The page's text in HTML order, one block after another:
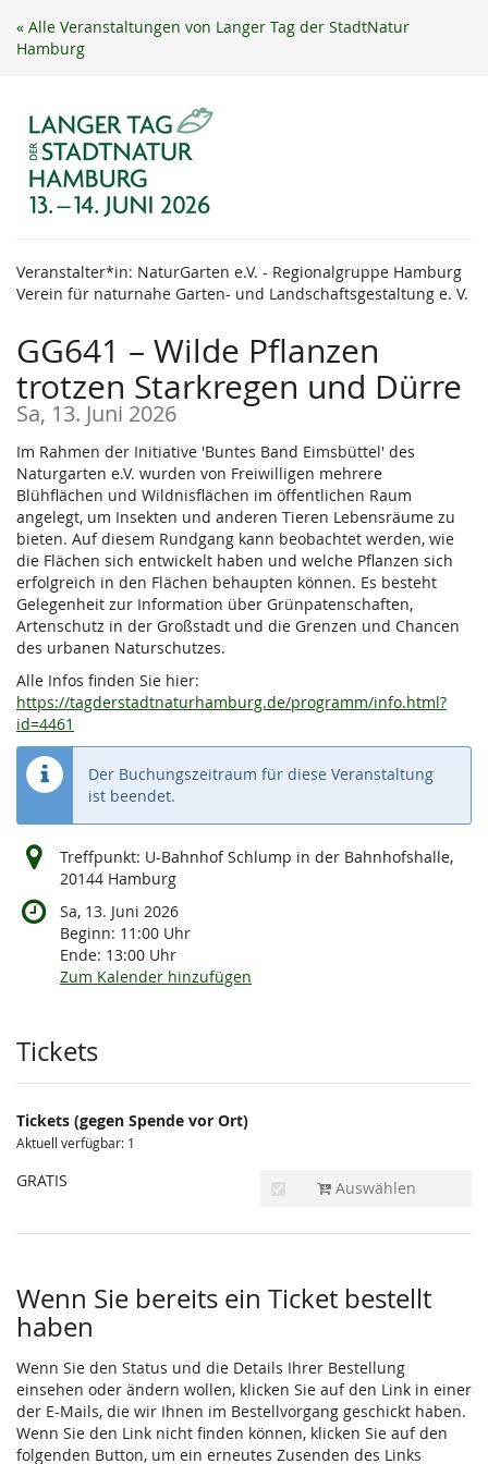
Zum
Haupt-
« Alle Veranstaltungen von Langer Tag der StadtNatur
Hamburg
Veranstalter*in: NaturGarten e.V. - Regionalgruppe Hamburg
Verein für naturnahe Garten- und Landschaftsgestaltung e. V.
GG641 – Wilde Pflanzen
trotzen Starkregen und Dürre
Sa, 13. Juni 2026
Im Rahmen der Initiative 'Buntes Band Eimsbüttel' des
Naturgarten e.V. wurden von Freiwilligen mehrere
Blühflächen und Wildnisflächen im öffentlichen Raum
angelegt, um Insekten und anderen Tieren Lebensräume zu
bieten. Auf diesem Rundgang kann beobachtet werden, wie
die Flächen sich entwickelt haben und welche Pflanzen sich
erfolgreich in den Flächen behaupten können. Es besteht
Gelegenheit zur Information über Grünpatenschaften,
Artenschutz in der Großstadt und die Grenzen und Chancen
des urbanen Naturschutzes.
Alle Infos finden Sie hier:
https://tagderstadtnaturhamburg.de/programm/info.html?
id=4461
Der Buchungszeitraum für diese Veranstaltung
ist beendet.
Treffpunkt: U-Bahnhof Schlump in der Bahnhofshalle,
20144 Hamburg
Sa, 13. Juni 2026
Beginn: 11:00 Uhr
Ende: 13:00 Uhr
Zum Kalender hinzufügen
Produkte
Tickets
Tickets (gegen Spende vor Ort)
Aktuell verfügbar: 1
GRATIS Auswählen
Wenn Sie bereits ein Ticket bestellt
haben
Wenn Sie den Status und die Details Ihrer Bestellung
einsehen oder ändern wollen, klicken Sie auf den Link in einer
der E-Mails, die wir Ihnen im Bestellvorgang geschickt haben.
Wenn Sie den Link nicht finden können, klicken Sie auf den
folgenden Button, um ein erneutes Zusenden des Links